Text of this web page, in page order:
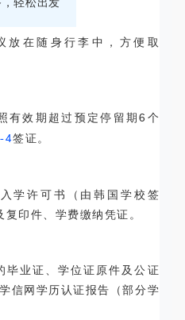
轻松出发
放在随身行李中，方便取
有效期超过预定停留期6 个
4签证。
学许可书（由韩国学校签
印件、学费缴纳凭证。
毕业证、学位证原件及公证
信网学历认证报告（部分学